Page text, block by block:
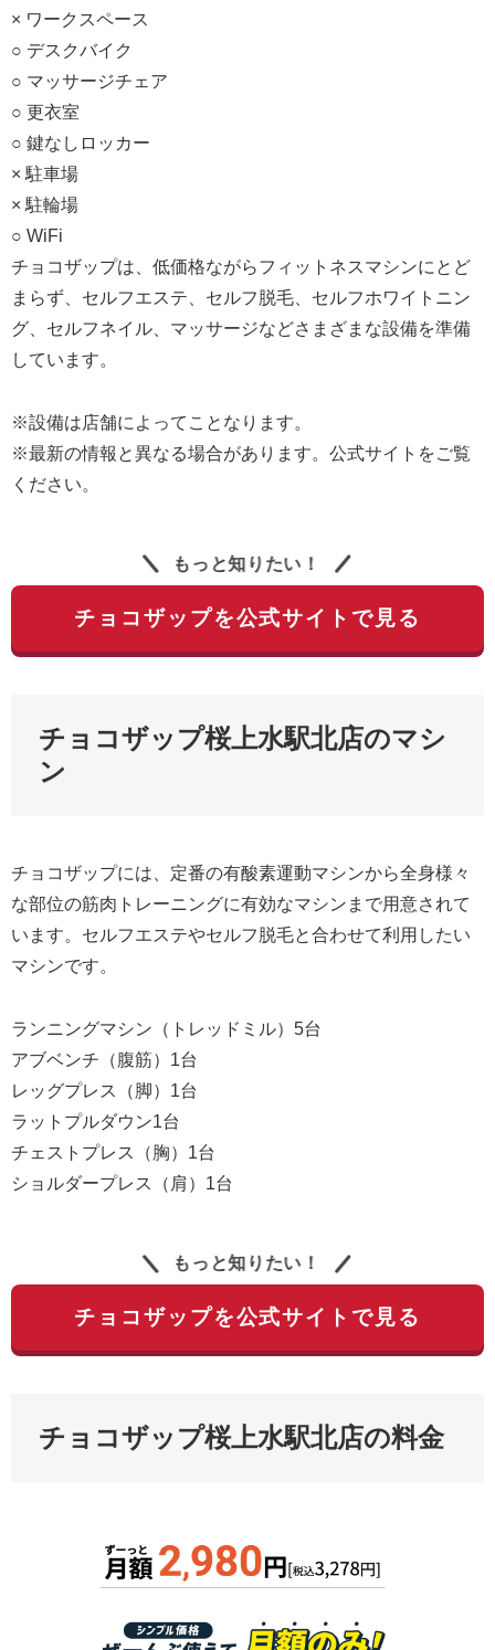
× ワークスペース
○ デスクバイク
○ マッサージチェア
○ 更衣室
○ 鍵なしロッカー
× 駐車場
× 駐輪場
○ WiFi
チョコザップは、低価格ながらフィットネスマシンにとど
まらず、セルフエステ、セルフ脱毛、セルフホワイトニン
グ、セルフネイル、マッサージなどさまざまな設備を準備
しています。
※設備は店舗によってことなります。
※最新の情報と異なる場合があります。公式サイトをご覧
ください。
もっと知りたい！
チョコザップを公式サイトで見る
チョコザップ桜上水駅北店のマシ
ン
チョコザップには、定番の有酸素運動マシンから全身様々
な部位の筋肉トレーニングに有効なマシンまで用意されて
います。セルフエステやセルフ脱毛と合わせて利用したい
マシンです。
ランニングマシン（トレッドミル）5台
アブベンチ（腹筋）1台
レッグプレス（脚）1台
ラットプルダウン1台
チェストプレス（胸）1台
ショルダープレス（肩）1台
もっと知りたい！
チョコザップを公式サイトで見る
チョコザップ桜上水駅北店の料金